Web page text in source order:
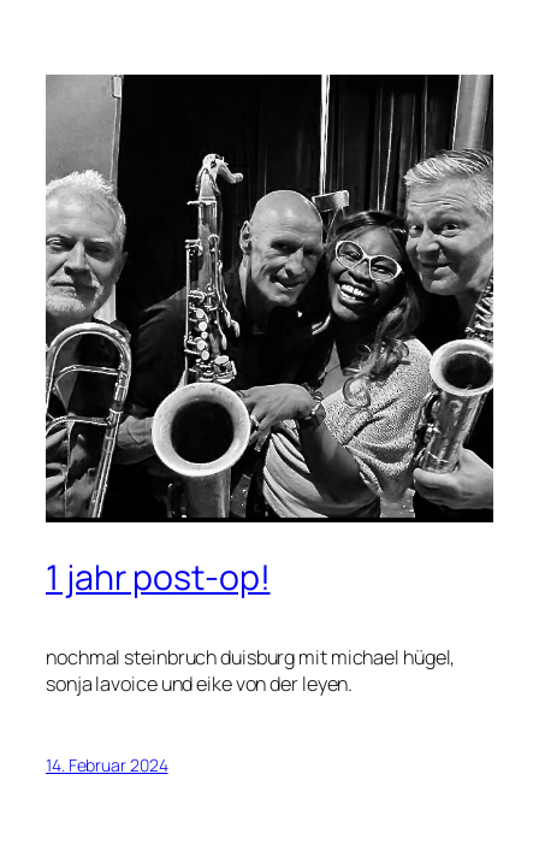
1 jahr post-op!
nochmal steinbruch duisburg mit michael hügel,
sonja lavoice und eike von der leyen.
14. Februar 2024